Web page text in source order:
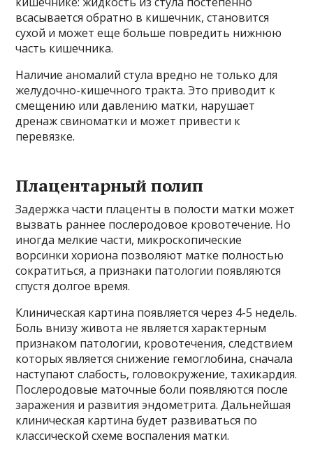
всасывается обратно в кишечник, становится
сухой и может еще больше повредить нижнюю
часть кишечника.
Наличие аномалий стула вредно не только для
желудочно-кишечного тракта. Это приводит к
смещению или давлению матки, нарушает
дренаж свиноматки и может привести к
перевязке.
Плацентарный полип
Задержка части плаценты в полости матки может
вызвать раннее послеродовое кровотечение. Но
иногда мелкие части, микроскопические
ворсинки хориона позволяют матке полностью
сократиться, а признаки патологии появляются
спустя долгое время.
Клиническая картина появляется через 4-5 недель.
Боль внизу живота не является характерным
признаком патологии, кровотечения, следствием
которых является снижение гемоглобина, сначала
наступают слабость, головокружение, тахикардия.
Послеродовые маточные боли появляются после
заражения и развития эндометрита. Дальнейшая
клиническая картина будет развиваться по
классической схеме воспаления матки.